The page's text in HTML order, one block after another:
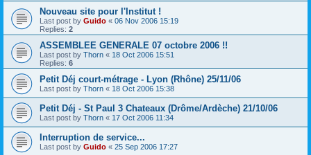
Nouveau site pour l'Institut !
Last post by Guido « 06 Nov 2006 15:19
Replies: 2
ASSEMBLEE GENERALE 07 octobre 2006 !!
Last post by Thorn « 18 Oct 2006 15:51
Replies: 6
Petit Déj court-métrage - Lyon (Rhône) 25/11/06
Last post by Thorn « 18 Oct 2006 15:38
Petit Déj - St Paul 3 Chateaux (Drôme/Ardèche) 21/10/06
Last post by Thorn « 17 Oct 2006 11:34
Interruption de service...
Last post by Guido « 25 Sep 2006 17:27